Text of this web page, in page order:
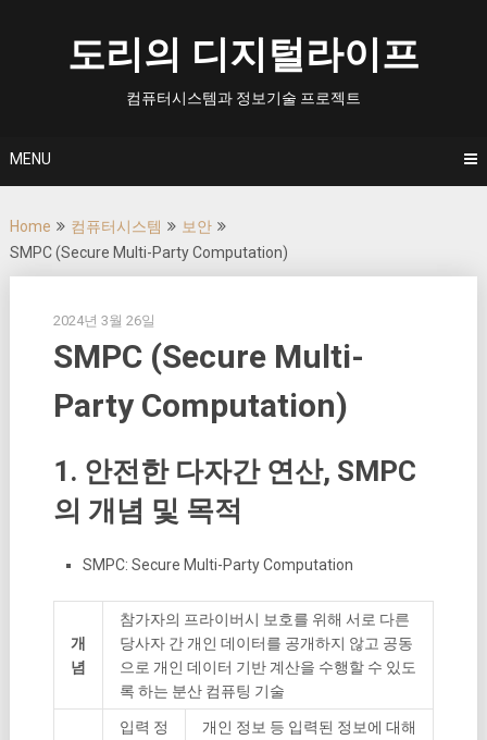
도리의 디지털라이프
컴퓨터시스템과 정보기술 프로젝트
MENU
Home 컴퓨터시스템
보안
SMPC (Secure Multi-Party Computation)
2024년 3월 26일
SMPC (Secure Multi-
Party Computation)
1. 안전한 다자간 연산, SMPC
의 개념 및 목적
SMPC: Secure Multi-Party Computation
개
념
참가자의 프라이버시 보호를 위해 서로 다른
당사자 간 개인 데이터를 공개하지 않고 공동
으로 개인 데이터 기반 계산을 수행할 수 있도
록 하는 분산 컴퓨팅 기술
입력 정
개인 정보 등 입력된 정보에 대해